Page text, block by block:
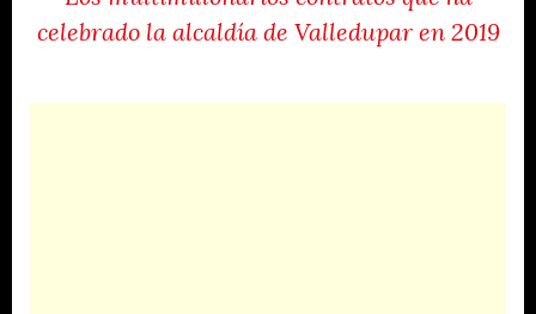
celebrado la alcaldía de Valledupar en 2019